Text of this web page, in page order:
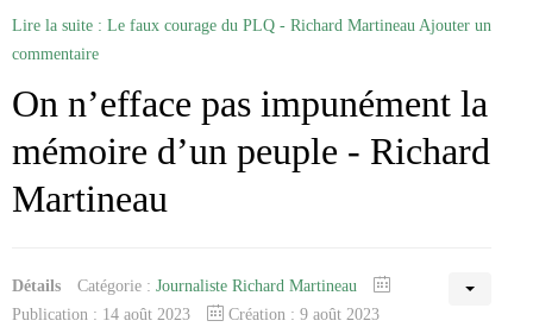
Michel Girard
Mathieu Bock Côté
Nathalie Elgrably
Normand Lester
Philippe Léger
Pierre Martin
Remi Nadeau
Réjean Parent
Steve E. Fortin
Lire la suite : Le faux courage du PLQ - Richard Martineau Ajouter un
commentaire
On n’efface pas impunément la
mémoire d’un peuple - Richard
Martineau
Détails Catégorie : Journaliste Richard Martineau
Publication : 14 août 2023
Création : 9 août 2023